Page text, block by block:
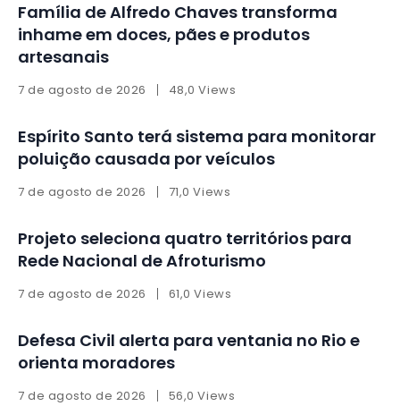
Família de Alfredo Chaves transforma
inhame em doces, pães e produtos
artesanais
7 de agosto de 2026 48,0 Views
Espírito Santo terá sistema para monitorar
poluição causada por veículos
7 de agosto de 2026 71,0 Views
Projeto seleciona quatro territórios para
Rede Nacional de Afroturismo
7 de agosto de 2026 61,0 Views
Defesa Civil alerta para ventania no Rio e
orienta moradores
7 de agosto de 2026 56,0 Views